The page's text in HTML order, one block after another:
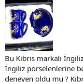
Bu Kıbrıs markalı
İngiliz porselenlerine
deneyen oldu mu ?